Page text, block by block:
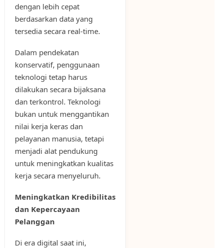
dengan lebih cepat
berdasarkan data yang
tersedia secara real-time.
Dalam pendekatan
konservatif, penggunaan
teknologi tetap harus
dilakukan secara bijaksana
dan terkontrol. Teknologi
bukan untuk menggantikan
nilai kerja keras dan
pelayanan manusia, tetapi
menjadi alat pendukung
untuk meningkatkan kualitas
kerja secara menyeluruh.
Meningkatkan Kredibilitas
dan Kepercayaan
Pelanggan
Di era digital saat ini,